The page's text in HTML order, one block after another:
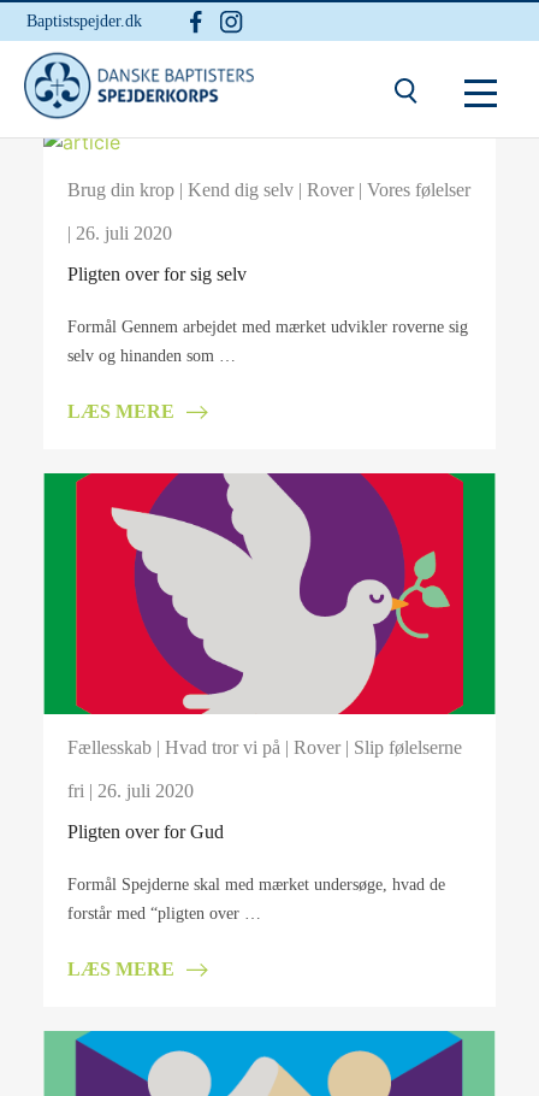
Baptistspejder.dk
Brug din krop| Kend dig selv| Rover| Vores følelser
| 26. juli 2020
Pligten over for sig selv
Formål Gennem arbejdet med mærket udvikler roverne sig
selv og hinanden som …
LÆS MERE
Fællesskab| Hvad tror vi på | Rover| Slip følelserne
fri | 26. juli 2020
Pligten over for Gud
Formål Spejderne skal med mærket undersøge, hvad de
forstår med “pligten over …
LÆS MERE